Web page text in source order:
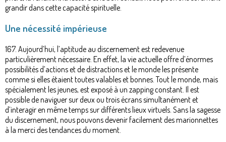
grandir dans cette capacité spirituelle.
Une nécessité impérieuse
167. Aujourd’hui, l’aptitude au discernement est redevenue
particulièrement nécessaire. En effet, la vie actuelle offre d’énormes
possibilités d’actions et de distractions et le monde les présente
comme si elles étaient toutes valables et bonnes. Tout le monde, mais
spécialement les jeunes, est exposé à un zapping constant. Il est
possible de naviguer sur deux ou trois écrans simultanément et
d’interagir en même temps sur différents lieux virtuels. Sans la sagesse
du discernement, nous pouvons devenir facilement des marionnettes
à la merci des tendances du moment.